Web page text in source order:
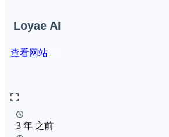
Loyae AI
查看网站
3 年 之前